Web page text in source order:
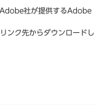
Adobe社が提供するAdobe
ンク先からダウンロードし